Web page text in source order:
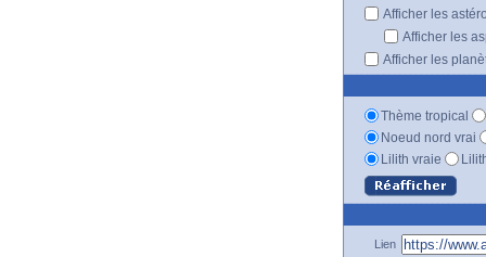
Afficher les
Afficher les
Afficher les
Thème tropical
Noeud nord vrai
Lilith vraie
Lien